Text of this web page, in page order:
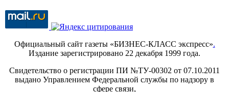
Официальный сайт газеты «БИЗНЕС-КЛАСС экспресс».
Издание зарегистрировано 22 декабря 1999 года.
Свидетельство о регистрации ПИ №ТУ-00302 от 07.10.2011
выдано Управлением Федеральной службы по надзору в
сфере связи,